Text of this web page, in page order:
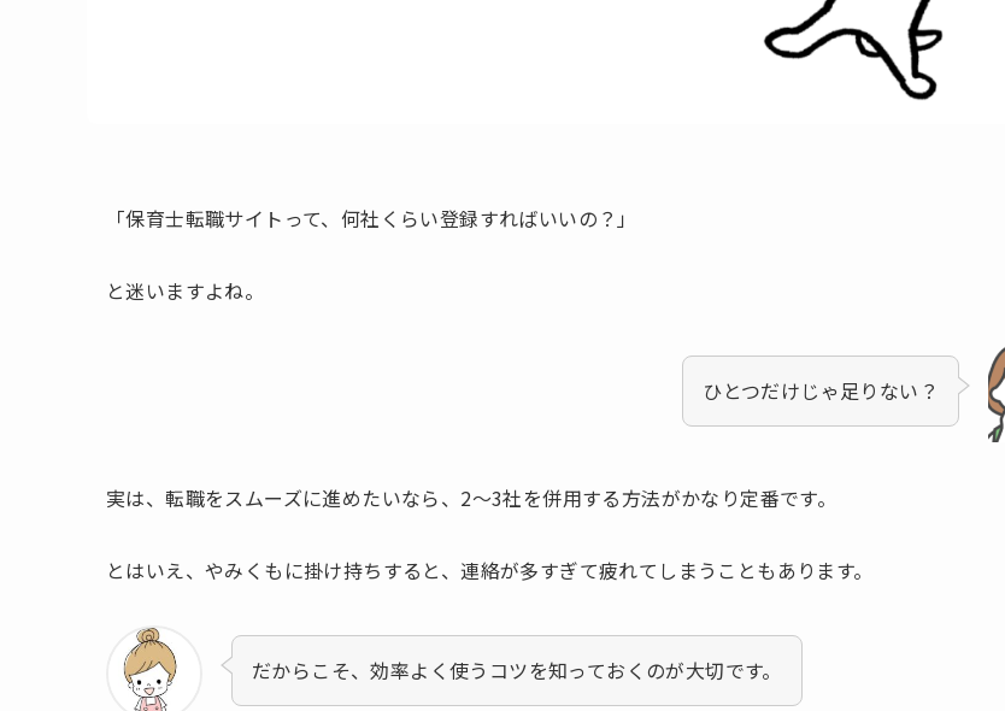
「保育士転職サイトって、何社くらい登録すればいいの？」
と迷いますよね。
ひとつだけじゃ足りない？
実は、転職をスムーズに進めたいなら、2〜3社を併用する方法がかなり定番です。
とはいえ、やみくもに掛け持ちすると、連絡が多すぎて疲れてしまうこともあります。
だからこそ、効率よく使うコツを知っておくのが大切です。